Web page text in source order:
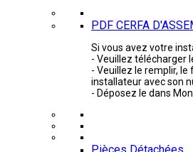
PDF CERFA
Si vous avez votre
- Veuillez télécharger
- Veuillez le remplir,
installateur avec son
- Déposez le dans